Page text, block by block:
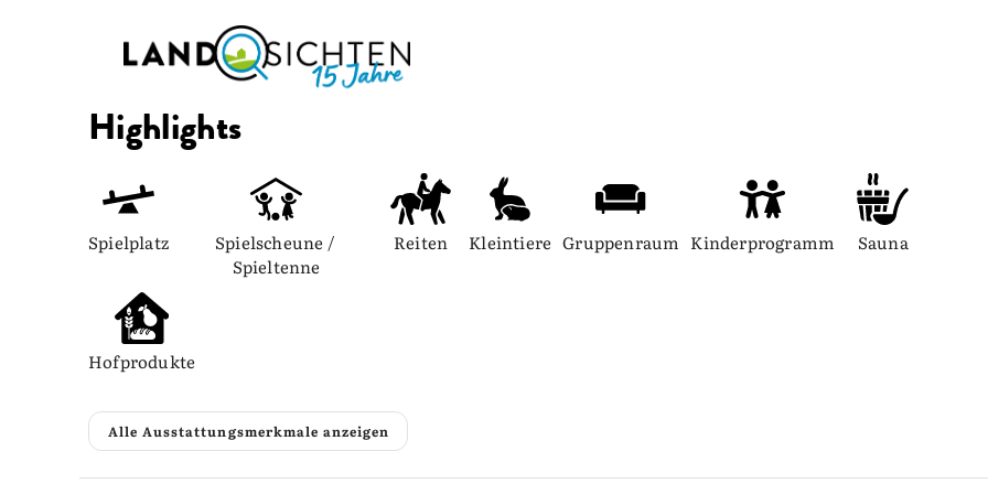
Highlights
Spielplatz
Spielscheune /
Spieltenne
Reiten Kleintiere Gruppenraum Kinderprogramm Sauna
Hofprodukte
Alle Ausstattungsmerkmale anzeigen